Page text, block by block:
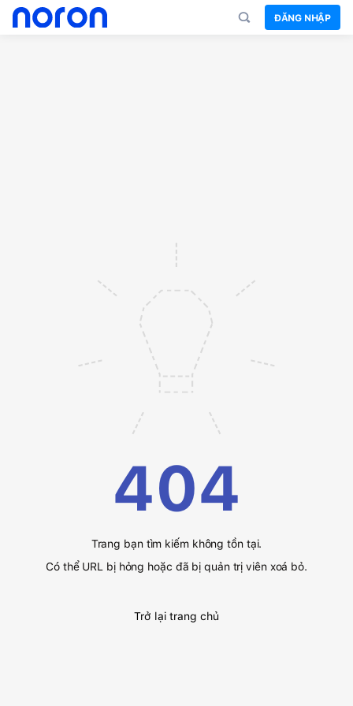
ĐĂNG NHẬP
404
Trang bạn tìm kiếm không tồn tại.
Có thể URL bị hỏng hoặc đã bị quản trị viên xoá bỏ.
Trở lại trang chủ